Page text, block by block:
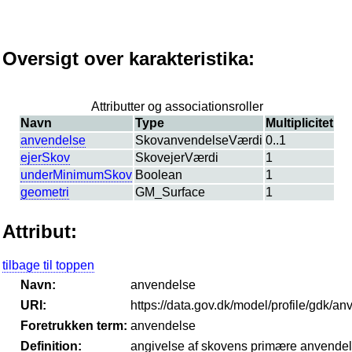
Oversigt over karakteristika:
Attributter og associationsroller
Navn
Type
Multiplicitet
anvendelse
SkovanvendelseVærdi 0..1
ejerSkov
SkovejerVærdi
1
underMinimumSkov Boolean
1
geometri
GM_Surface 1
Attribut:
tilbage til toppen
Navn:
anvendelse
URI:
https://data.gov.dk/model/profile/gdk/
Foretrukken term: anvendelse
Definition:
angivelse af skovens primære